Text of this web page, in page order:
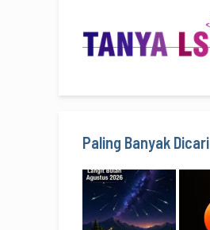
Paling Banyak Dicari